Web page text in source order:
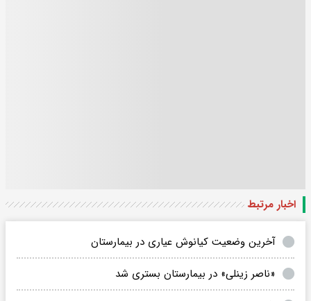
اخبار مرتبط
آخرین وضعیت کیانوش عیاری در بیمارستان
«ناصر زینلی» در بیمارستان بستری شد